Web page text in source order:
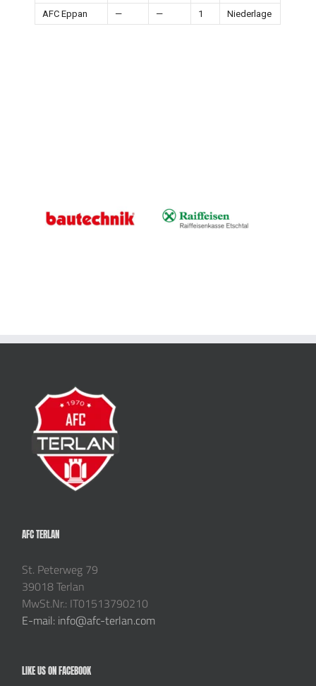
AFC Eppan — — 1 Niederlage
AFC TERLAN
St. Peterweg 79
39018 Terlan
MwSt.Nr.: IT01513790210
E-mail: info@afc-terlan.com
LIKE US ON FACEBOOK